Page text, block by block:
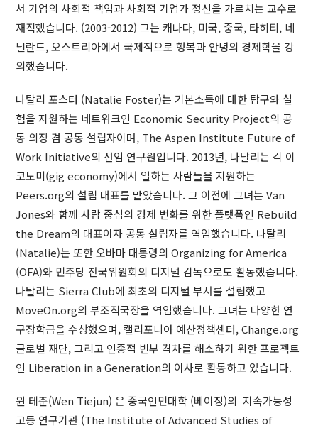
서 기업의 사회적 책임과 사회적 기업가 정신을 가르치는 교수로
재직했습니다. (2003-2012) 그는 캐나다, 미국, 중국, 타히티, 네
덜란드, 오스트리아에서 국제적으로 행복과 안녕의 경제학을 강
의했습니다.
나탈리 포스터 (Natalie Foster)는 기본소득에 대한 탐구와 실
험을 지원하는 네트워크인 Economic Security Project의 공
동 의장 겸 공동 설립자이며, The Aspen Institute Future of
Work Initiative의 선임 연구원입니다. 2013년, 나탈리는 긱 이
코노미(gig economy)에서 일하는 사람들을 지원하는
Peers.org의 설립 대표를 맡았습니다. 그 이전에 그녀는 Van
Jones와 함께 사람 중심의 경제 변화를 위한 플랫폼인 Rebuild
the Dream의 대표이자 공동 설립자를 역임했습니다. 나탈리
(Natalie)는 또한 오바마 대통령의 Organizing for America
(OFA)와 민주당 전국위원회의 디지털 감독으로도 활동했습니다.
나탈리는 Sierra Club에 최초의 디지털 부서를 설립했고
MoveOn.org의 부조직국장을 역임했습니다. 그녀는 다양한 연
구장학금을 수상했으며, 캘리포니아 예산정책센터, Change.org
글로벌 재단, 그리고 인종적 빈부 격차를 해소하기 위한 프로젝트
인 Liberation in a Generation의 이사로 활동하고 있습니다.
윈 테준(Wen Tiejun) 은 중국인민대학 (베이징)의 지속가능성
고등 연구기관 (The Institute of Advanced Studies of